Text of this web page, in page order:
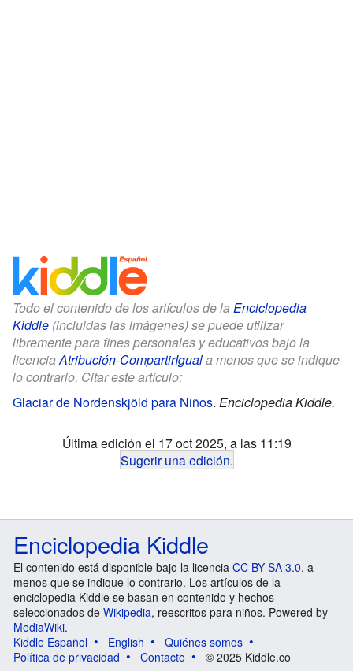
Todo el contenido de los artículos de la Enciclopedia
Kiddle (incluidas las imágenes) se puede utilizar
libremente para fines personales y educativos bajo la
licenciaAtribución-CompartirIguala menos que se indique
lo contrario. Citar este artículo:
Glaciar de Nordenskjöld para Niños. Enciclopedia Kiddle.
Última edición el 17 oct 2025, a las 11:19
Sugerir una edición.
Enciclopedia Kiddle
El contenido está disponible bajo la licencia CC BY-SA 3.0, a
menos que se indique lo contrario. Los artículos de la
enciclopedia Kiddle se basan en contenido y hechos
seleccionados de Wikipedia, reescritos para niños. Powered by
MediaWiki.
Kiddle Español
English
Quiénes somos
Política de privacidad
Contacto © 2025 Kiddle.co